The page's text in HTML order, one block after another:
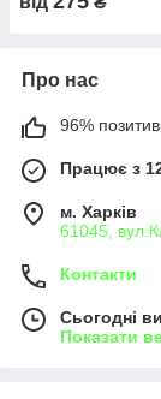
Про нас
96%
Працює з
м. Харків
61045,
Контакти
Сьогодні
Показати